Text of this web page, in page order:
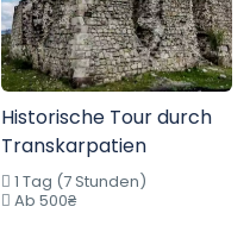
Historische Tour durch
Transkarpatien
1 Tag (7 Stunden)
Ab 500₴